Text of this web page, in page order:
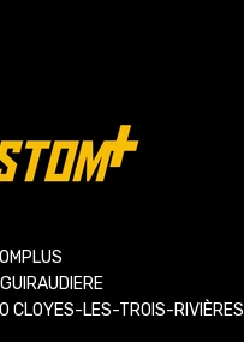
CLOYES-LES-TROIS-RIVIÈRES